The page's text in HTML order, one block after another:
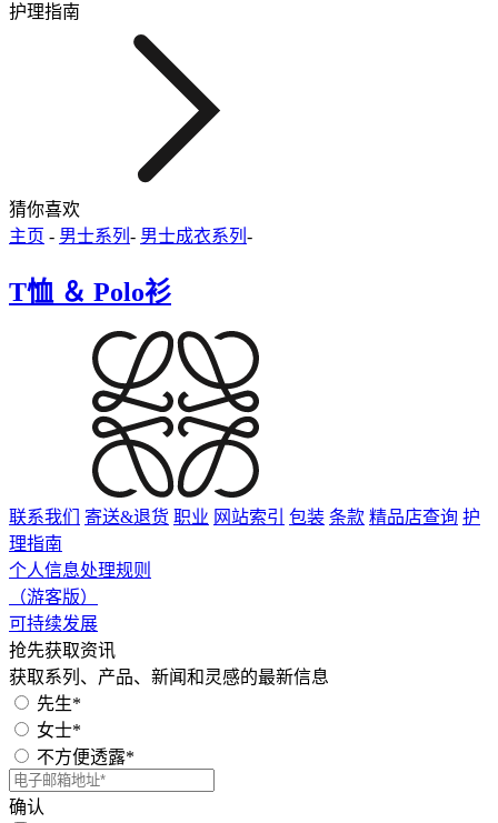
护理指南
猜你喜欢
主页 - 男士系列 - 男士成衣系列 -
T恤 ＆ Polo衫
联系我们 寄送&退货 职业 网站索引 包装 条款 精品店查询 护
理指南
个人信息处理规则
（游客版）
可持续发展
抢先获取资讯
获取系列、产品、新闻和灵感的最新信息
先生*
女士*
不方便透露*
确认